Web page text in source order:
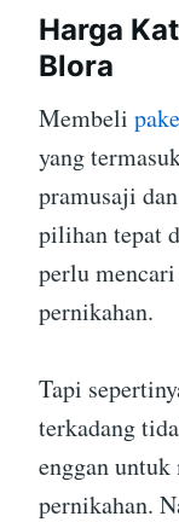
Harga
Blora
Membeli
yang
pramusaji
pilihan tepat
perlu
pernikahan.
Tapi
terkadang
enggan
pernikahan.